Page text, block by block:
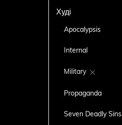
Худі
Apocalypsis
Internal
Military
Propaganda
Seven Deadly Sins